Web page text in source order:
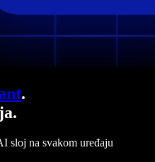
.
sloj na svakom uređaju